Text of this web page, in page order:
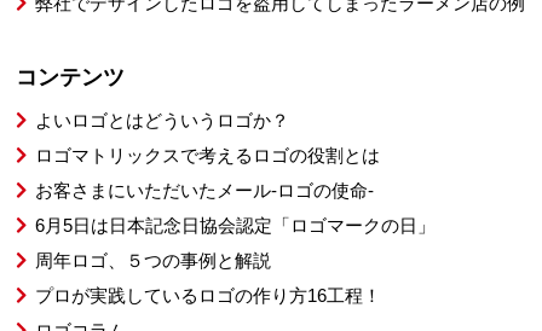
コンテンツ
よいロゴとはどういうロゴか？
ロゴマトリックスで考えるロゴの役割とは
お客さまにいただいたメール-ロゴの使命-
6月5日は日本記念日協会認定「ロゴマークの日」
周年ロゴ、５つの事例と解説
プロが実践しているロゴの作り方16工程！